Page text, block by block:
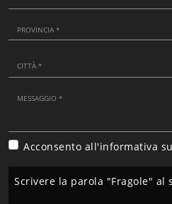
Acconsento all'informativa
Scrivere la parola "Fragole" al